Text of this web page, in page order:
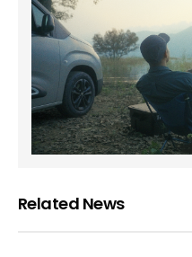
Related News